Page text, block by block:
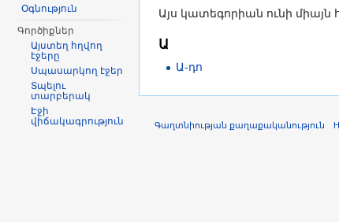
Այս կատեգորիան ունի միայն
Ա
Ա-դո
Օգնություն
Գործիքներ
Այստեղ հղվող
էջերը
Սպասարկող էջեր
Տպելու
տարբերակ
Էջի
վիճակագրություն
Գաղտնիության քաղաքականություն